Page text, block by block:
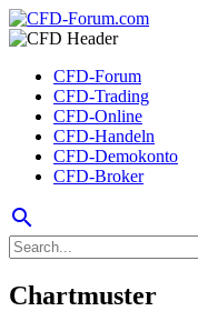
CFD-Forum
CFD-Trading
CFD-Online
CFD-Handeln
CFD-Demokonto
CFD-Broker
search
Chartmuster